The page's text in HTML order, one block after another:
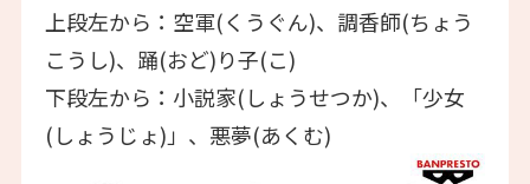
上段左から：空軍(くうぐん)、調香師(ちょう
こうし)、踊(おど)り子(こ)
下段左から：小説家(しょうせつか)、「少女
(しょうじょ)」、悪夢(あくむ)